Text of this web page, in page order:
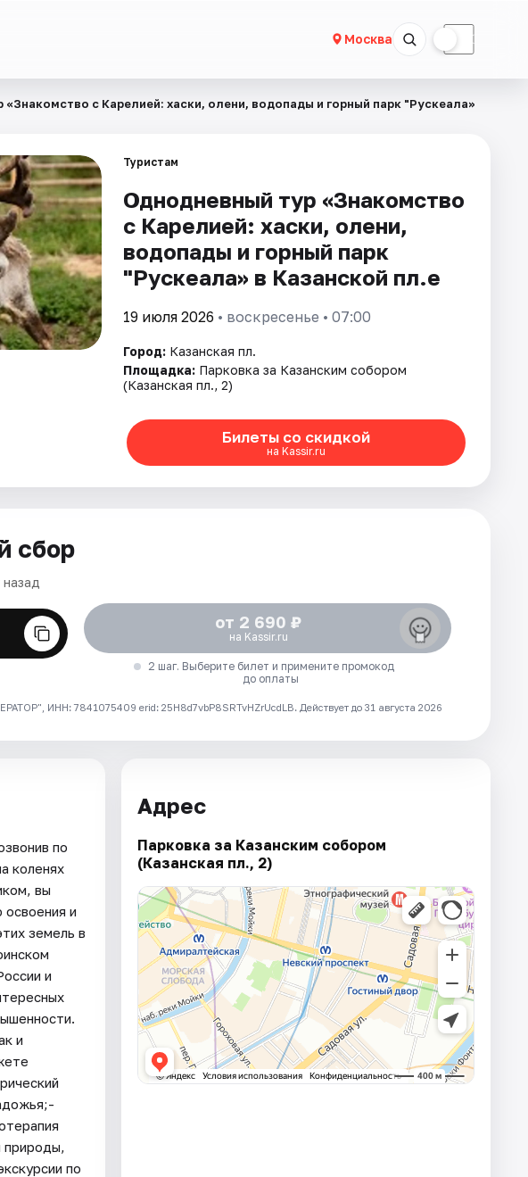
Москва ☾
с Карелией: хаски, олени, водопады и горный парк "Рускеала»
Туристам
Однодневный тур «Знакомство
с Карелией: хаски, олени,
водопады и горный парк
"Рускеала» в Казанской пл.е
19 июля 2026 • воскресенье • 07:00
Город: Казанская пл.
Площадка: Парковка за Казанским собором
(Казанская пл., 2)
Билеты со скидкой
на Kassir.ru
сбор
от 2 690 ₽
на Kassir.ru
2 шаг. Выберите билет и примените промокод
до оплаты
ИНН: 7841075409 erid: 25H8d7vbP8SRTvHZrUcdLB. Действует до 31 августа 2026
по
коленях
вы
и
земель в
и
и
природы,
по
Адрес
Парковка за Казанским собором
(Казанская пл., 2)